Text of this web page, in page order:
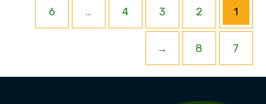
1
2
3
4
…
6
7
8
←